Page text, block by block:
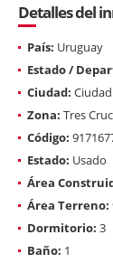
Detalles del
País: Uruguay
Estado /
Ciudad:
Zona: Tres
Código:
Estado: Usado
Área
Área Terreno:
Dormitorio: 3
Baño: 1